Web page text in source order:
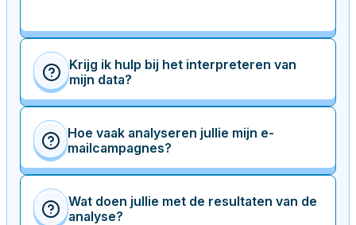
Krijg ik hulp bij het interpreteren van
mijn data?
Ja. We leggen je resultaten uit in begrijpelijke taal
en vertalen cijfers naar concrete adviezen. Geen
vakjargon of eindeloze tabellen, maar duidelijke
inzichten waarmee je direct aan de slag kunt.
Hoe vaak analyseren jullie mijn e-
mailcampagnes?
Dat bepaal je zelf. We kunnen eenmalig een
grondige analyse uitvoeren of je structureel
begeleiden met maandelijkse rapporten en
optimalisatie. Jij kiest het tempo, wij zorgen voor
Wat doen jullie met de resultaten van de
analyse?